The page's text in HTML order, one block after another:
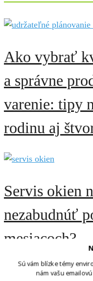
Ako vybrať
a správne
varenie: tipy
rodinu aj
Servis okien
nezabudnúť
mesiacoch?
Sú vám blízke témy
nám vašu